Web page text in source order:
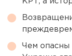
Чем опасны